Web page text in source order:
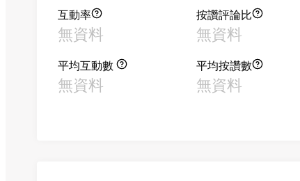
互動率
無資料
按讚評論比
無資料
平均互動數
無資料
平均按讚數
無資料